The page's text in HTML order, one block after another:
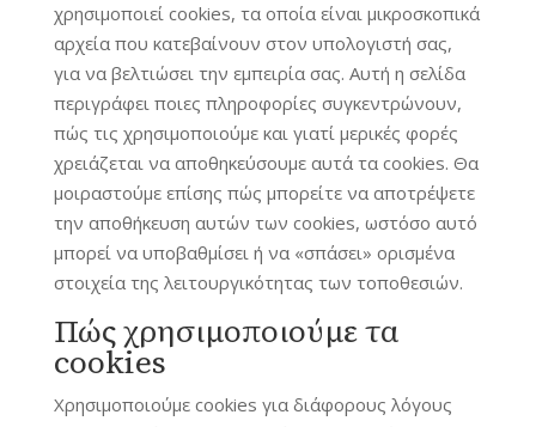
χρησιμοποιεί cookies, τα οποία είναι μικροσκοπικά
αρχεία που κατεβαίνουν στον υπολογιστή σας,
για να βελτιώσει την εμπειρία σας. Αυτή η σελίδα
περιγράφει ποιες πληροφορίες συγκεντρώνουν,
πώς τις χρησιμοποιούμε και γιατί μερικές φορές
χρειάζεται να αποθηκεύσουμε αυτά τα cookies. Θα
μοιραστούμε επίσης πώς μπορείτε να αποτρέψετε
την αποθήκευση αυτών των cookies, ωστόσο αυτό
μπορεί να υποβαθμίσει ή να «σπάσει» ορισμένα
στοιχεία της λειτουργικότητας των τοποθεσιών.
Πώς χρησιμοποιούμε τα
cookies
Χρησιμοποιούμε cookies για διάφορους λόγους